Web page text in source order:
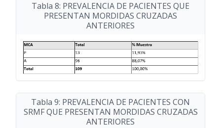
Tabla 8: PREVALENCIA DE PACIENTES QUE
PRESENTAN MORDIDAS CRUZADAS
ANTERIORES
Tabla 9: PREVALENCIA DE PACIENTES CON
SRMF QUE PRESENTAN MORDIDAS CRUZADAS
ANTERIORES